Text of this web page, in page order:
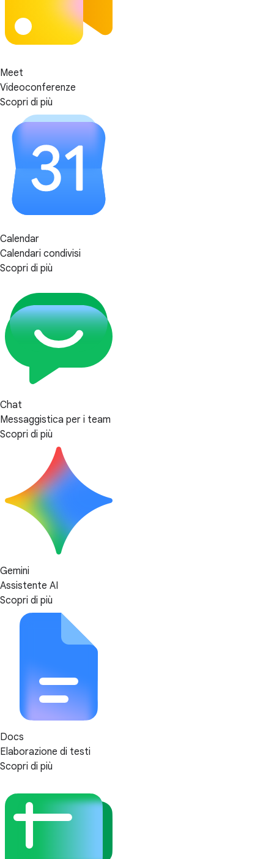
Meet
Videoconferenze
Scopri di più
Calendar
Calendari condivisi
Scopri di più
Chat
Messaggistica per i team
Scopri di più
Gemini
Assistente AI
Scopri di più
Docs
Elaborazione di testi
Scopri di più